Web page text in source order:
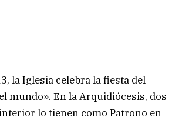
la Iglesia celebra la fiesta del
mundo». En la Arquidiócesis, dos
lo tienen como Patrono en